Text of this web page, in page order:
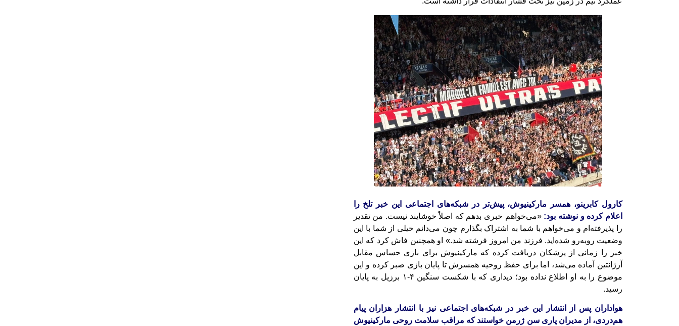
کارول کابرینو، همسر مارکینیوش، پیش‌تر در شبکه‌های اجتماعی این خبر تلخ را
اعلام کرده و نوشته بود:«می‌خواهم خبری بدهم که اصلاً خوشایند نیست. من تقدیر
را پذیرفته‌ام و می‌خواهم با شما به اشتراک بگذارم چون می‌دانم خیلی از شما با این
وضعیت روبه‌رو شده‌اید. فرزند من امروز فرشته شد.» او همچنین فاش کرد که این
خبر را زمانی از پزشکان دریافت کرده که مارکینیوش برای بازی حساس مقابل
آرژانتین آماده می‌شد، اما برای حفظ روحیه همسرش تا پایان بازی صبر کرده و این
موضوع را به او اطلاع نداده بود؛ دیداری که با شکست سنگین ۴-۱ برزیل به پایان
رسید.
هواداران پس از انتشار این خبر در شبکه‌های اجتماعی نیز با انتشار هزاران پیام
هم‌دردی، از مدیران پاری سن ژرمن خواستند که مراقب سلامت روحی مارکینیوش